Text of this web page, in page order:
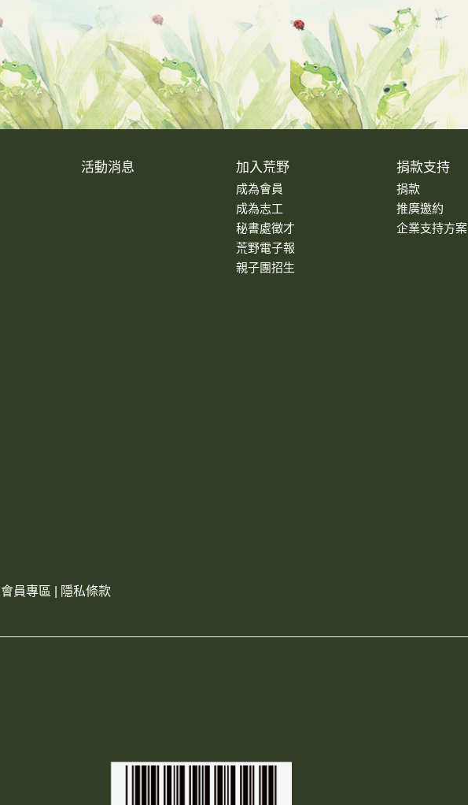
活動消息 加入荒野
成為會員
成為志工
秘書處徵才
荒野電子報
親子團招生
捐款支持
捐款
推廣邀約
企業支持方案
會員專區 隱私條款